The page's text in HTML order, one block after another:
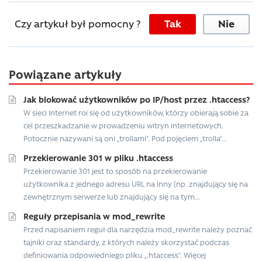
Czy artykuł był pomocny ? Tak Nie
Powiązane artykuły
Jak blokować użytkowników po IP/host przez .htaccess?
W sieci Internet roi się od użytkowników, którzy obierają sobie za
cel przeszkadzanie w prowadzeniu witryn internetowych.
Potocznie nazywani są oni „trollami”. Pod pojęciem „trolla”...
Przekierowanie 301 w pliku .htaccess
Przekierowanie 301 jest to sposób na przekierowanie
użytkownika z jednego adresu URL na inny (np. znajdujący się na
zewnętrznym serwerze lub znajdujący się na tym...
Reguły przepisania w mod_rewrite
Przed napisaniem reguł dla narzędzia mod_rewrite należy poznać
tajniki oraz standardy, z których należy skorzystać podczas
definiowania odpowiedniego pliku „.htaccess”. Więcej